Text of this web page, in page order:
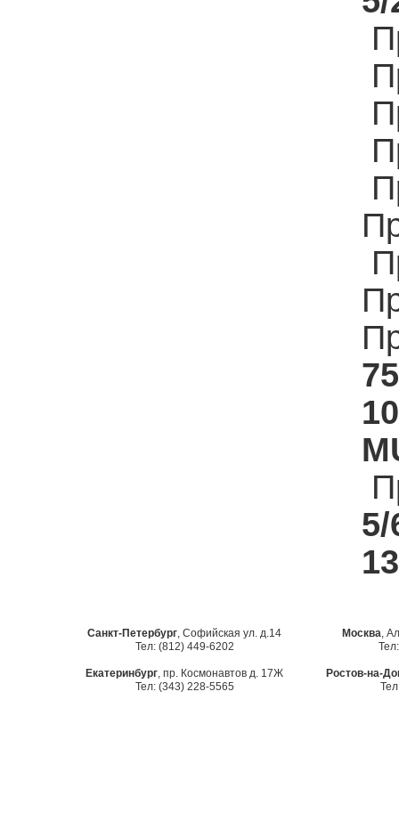
5/
Санкт-Петербург, Софийская ул. д.14
Тел: (812) 449-6202
Москва,
Екатеринбург, пр. Космонавтов д. 17Ж
Тел: (343) 228-5565
Ростов-на-